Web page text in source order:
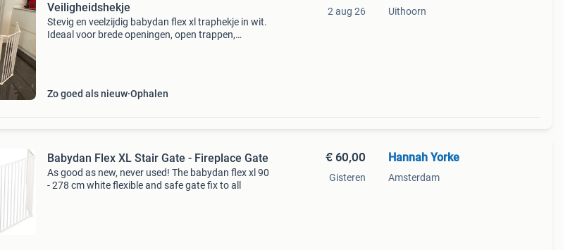
Veiligheidshekje
Stevig en veelzijdig babydan flex xl traphekje in wit.
Ideaal voor brede openingen, open trappen,
Zo goed als nieuw Ophalen
2 aug 26 Uithoorn
Babydan Flex XL Stair Gate - Fireplace Gate
As good as new, never used! The babydan flex xl 90
- 278 cm white flexible and safe gate fix to all
€ 60,00
Gisteren
Hannah Yorke
Amsterdam